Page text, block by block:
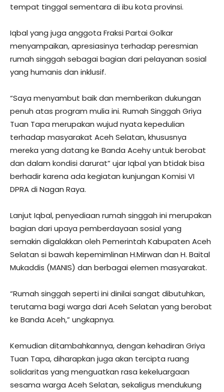
tempat tinggal sementara di ibu kota provinsi.
Iqbal yang juga anggota Fraksi Partai Golkar
menyampaikan, apresiasinya terhadap peresmian
rumah singgah sebagai bagian dari pelayanan sosial
yang humanis dan inklusif.
“Saya menyambut baik dan memberikan dukungan
penuh atas program mulia ini. Rumah Singgah Griya
Tuan Tapa merupakan wujud nyata kepedulian
terhadap masyarakat Aceh Selatan, khususnya
mereka yang datang ke Banda Acehy untuk berobat
dan dalam kondisi darurat” ujar Iqbal yan btidak bisa
berhadir karena ada kegiatan kunjungan Komisi VI
DPRA di Nagan Raya.
Lanjut Iqbal, penyediaan rumah singgah ini merupakan
bagian dari upaya pemberdayaan sosial yang
semakin digalakkan oleh Pemerintah Kabupaten Aceh
Selatan si bawah kepemimlinan H.Mirwan dan H. Baital
Mukaddis (MANIS) dan berbagai elemen masyarakat.
“Rumah singgah seperti ini dinilai sangat dibutuhkan,
terutama bagi warga dari Aceh Selatan yang berobat
ke Banda Aceh,” ungkapnya.
Kemudian ditambahkannya, dengan kehadiran Griya
Tuan Tapa, diharapkan juga akan tercipta ruang
solidaritas yang menguatkan rasa kekeluargaan
sesama warga Aceh Selatan, sekaligus mendukung